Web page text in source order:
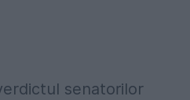
senatorilor